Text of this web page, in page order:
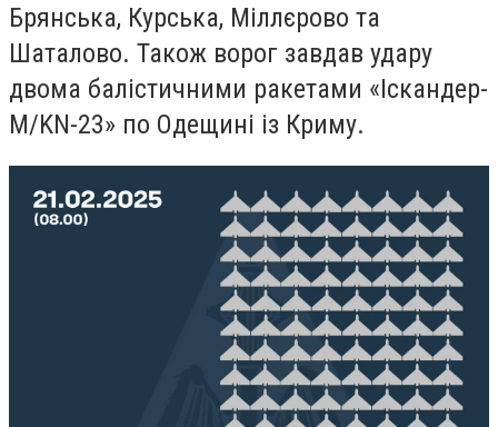
Брянська, Курська, Міллєрово та
Шаталово. Також ворог завдав удару
двома балістичними ракетами «Іскандер-
М/KN-23» по Одещині із Криму.